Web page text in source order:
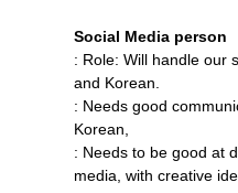
Social Media person
: Role: Will handle our
and Korean.
: Needs good
Korean,
: Needs to be good at
media, with creative